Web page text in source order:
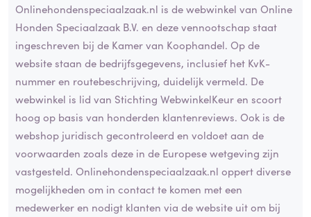
Onlinehondenspeciaalzaak.nl is de webwinkel van Online
Honden Speciaalzaak B.V. en deze vennootschap staat
ingeschreven bij de Kamer van Koophandel. Op de
website staan de bedrijfsgegevens, inclusief het KvK-
nummer en routebeschrijving, duidelijk vermeld. De
webwinkel is lid van Stichting WebwinkelKeur en scoort
hoog op basis van honderden klantenreviews. Ook is de
webshop juridisch gecontroleerd en voldoet aan de
voorwaarden zoals deze in de Europese wetgeving zijn
vastgesteld. Onlinehondenspeciaalzaak.nl oppert diverse
mogelijkheden om in contact te komen met een
medewerker en nodigt klanten via de website uit om bij